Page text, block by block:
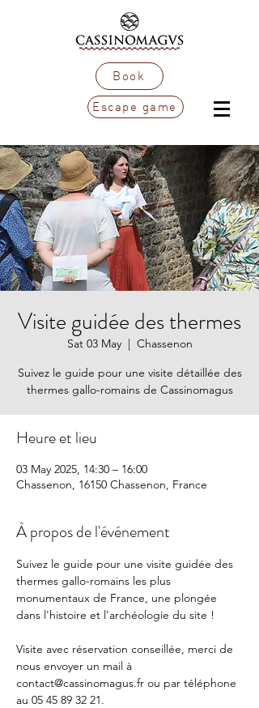
Book
Escape game
Visite guidée des thermes
Sat 03 May
  |
Chassenon
Suivez le guide pour une visite détaillée des
thermes gallo-romains de Cassinomagus
Heure et lieu
03 May 2025, 14:30 – 16:00
Chassenon, 16150 Chassenon, France
À propos de l'événement
Suivez le guide pour une visite guidée des
thermes gallo-romains les plus
monumentaux de France, une plongée
dans l'histoire et l'archéologie du site !
Visite avec réservation conseillée, merci de
nous envoyer un mail à
contact@cassinomagus.fr ou par téléphone
au 05 45 89 32 21.